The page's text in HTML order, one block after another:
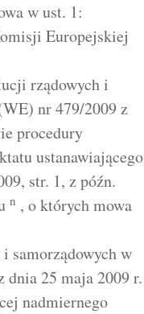
w ust. 1:
Europejskiej
rządowych i
nr 479/2009 z
procedury
ustanawiającego
str. 1, z późn.
n , o których mowa
samorządowych w
25 maja 2009 r.
nadmiernego